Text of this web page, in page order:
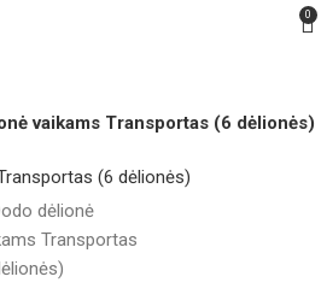
0
vaikams Transportas (6 dėlionės)